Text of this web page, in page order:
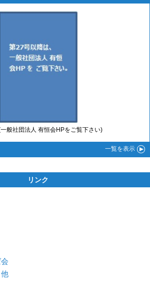
般社団法人 有恒会HPをご覧下さい)
一覧を表示
リンク